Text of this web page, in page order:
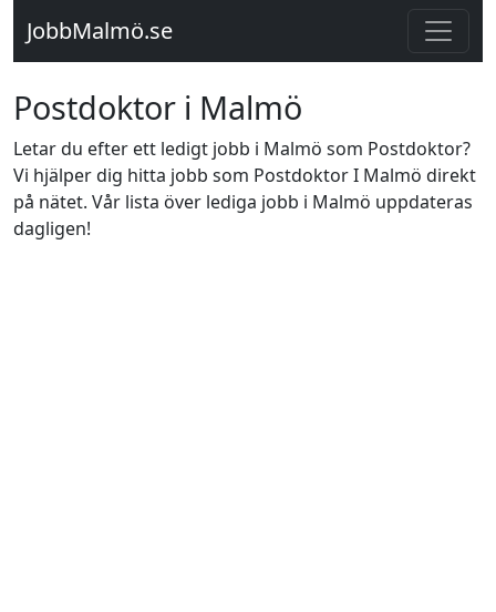
JobbMalmö.se
Postdoktor i Malmö
Letar du efter ett ledigt jobb i Malmö som Postdoktor?
Vi hjälper dig hitta jobb som Postdoktor I Malmö direkt
på nätet. Vår lista över lediga jobb i Malmö uppdateras
dagligen!